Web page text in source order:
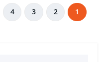
تعدد 1
2
3
4